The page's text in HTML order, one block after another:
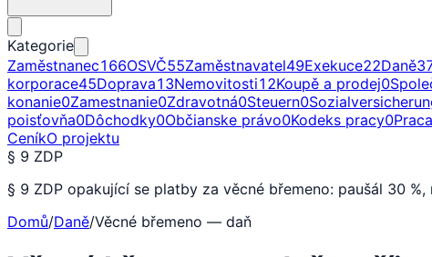
Kategorie
Zaměstnanec166OSVČ55Zaměstnavatel49Exekuce22Daně
korporace45Doprava13Nemovitosti12Koupě a prodej0
konanie0Zamestnanie0Zdravotná0Steuern0
poisťovňa0Dôchodky0Občianske právo0Kodeks pracy0Praca
CeníkO projektu
§ 9 ZDP
§ 9 ZDP opakující se platby za věcné břemeno: paušál 30
Domů/Daně/Věcné břemeno — daň